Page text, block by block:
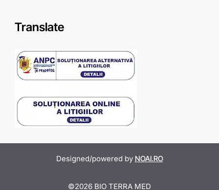
Translate
Designed/powered by NOAI.RO
©2026 BIO TERRA MED